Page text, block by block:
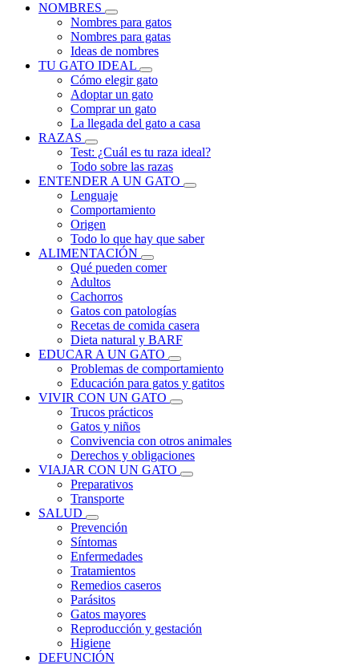
NOMBRES
Nombres para gatos
Nombres para gatas
Ideas de nombres
TU GATO IDEAL
Cómo elegir gato
Adoptar un gato
Comprar un gato
La llegada del gato a casa
RAZAS
Test: ¿Cuál es tu raza ideal?
Todo sobre las razas
ENTENDER A UN GATO
Lenguaje
Comportamiento
Origen
Todo lo que hay que saber
ALIMENTACIÓN
Qué pueden comer
Adultos
Cachorros
Gatos con patologías
Recetas de comida casera
Dieta natural y BARF
EDUCAR A UN GATO
Problemas de comportamiento
Educación para gatos y gatitos
VIVIR CON UN GATO
Trucos prácticos
Gatos y niños
Convivencia con otros animales
Derechos y obligaciones
VIAJAR CON UN GATO
Preparativos
Transporte
SALUD
Prevención
Síntomas
Enfermedades
Tratamientos
Remedios caseros
Parásitos
Gatos mayores
Reproducción y gestación
Higiene
DEFUNCIÓN